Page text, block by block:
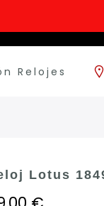
Relojes
Lotus